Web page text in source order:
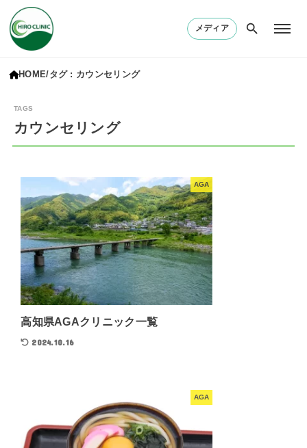
メディア
HOME タグ : カウンセリング
カウンセリング
AGA
高知県AGAクリニック一覧
2024.10.16
AGA